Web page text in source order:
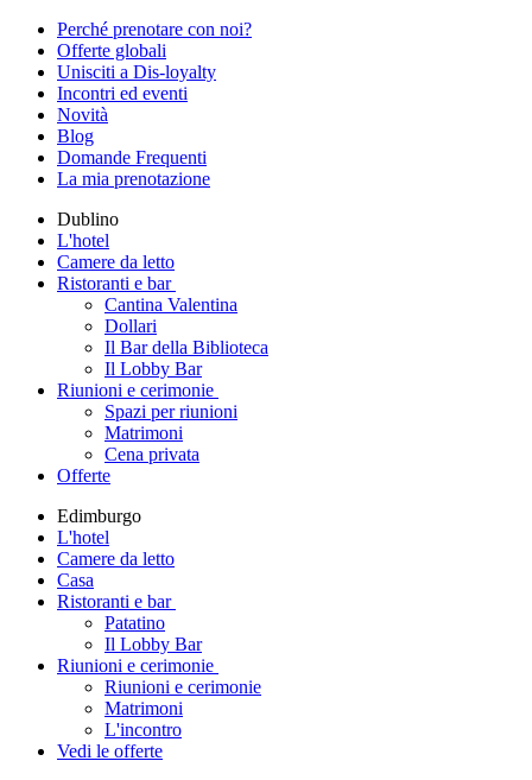
Perché prenotare con noi?
Offerte globali
Unisciti a Dis-loyalty
Incontri ed eventi
Novità
Blog
Domande Frequenti
La mia prenotazione
Dublino
L'hotel
Camere da letto
Ristoranti e bar
Cantina Valentina
Dollari
Il Bar della Biblioteca
Il Lobby Bar
Riunioni e cerimonie
Spazi per riunioni
Matrimoni
Cena privata
Offerte
Edimburgo
L'hotel
Camere da letto
Casa
Ristoranti e bar
Patatino
Il Lobby Bar
Riunioni e cerimonie
Riunioni e cerimonie
Matrimoni
L'incontro
Vedi le offerte